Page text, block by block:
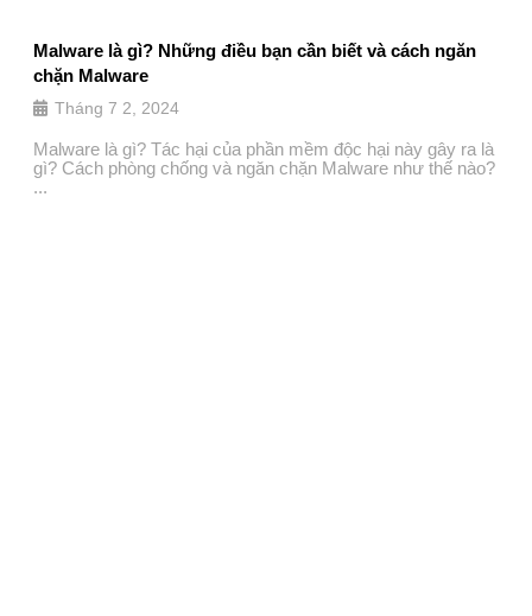
Malware là gì? Những điều bạn cần biết và cách ngăn
chặn Malware
Tháng 7 2, 2024
Malware là gì? Tác hại của phần mềm độc hại này gây ra là
gì? Cách phòng chống và ngăn chặn Malware như thế nào?
...